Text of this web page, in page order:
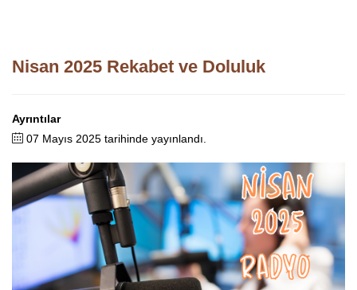
Nisan 2025 Rekabet ve Doluluk
Ayrıntılar
07 Mayıs 2025 tarihinde yayınlandı.